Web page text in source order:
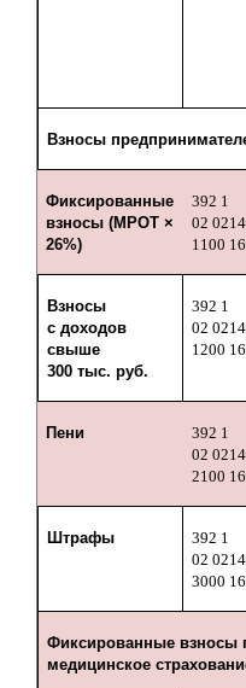
Взносы
Фиксированные
взносы (МРОТ ×
26%)
392 1
02
1100
Взносы
с доходов
свыше
300 тыс. руб.
392 1
02
1200
Пени
392 1
02
2100
Штрафы
392 1
02
3000
Фиксированные взносы
медицинское